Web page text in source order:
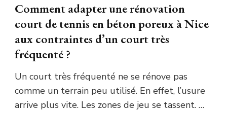
Comment adapter une rénovation
court de tennis en béton poreux à Nice
aux contraintes d’un court très
fréquenté ?
Un court très fréquenté ne se rénove pas
comme un terrain peu utilisé. En effet, l’usure
arrive plus vite. Les zones de jeu se tassent. …